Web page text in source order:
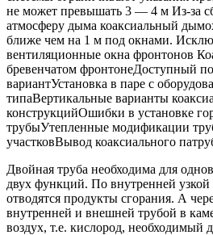
не может превышать 3 — 4 м Из-за
атмосферу дыма коаксиальный
ближе чем на 1 м под окнами.
вентиляционные окна фронтонов
бревенчатом фронтонеДоступный
вариантУстановка в паре с
типаВертикальные варианты
конструкцийОшибки в установке
трубыУтепленные модификации
участковВывод коаксиального
Двойная труба необходима для
двух функций. По внутренней узкой
отводятся продукты сгорания. А
внутренней и внешней трубой в
воздух, т.е. кислород, необходимый